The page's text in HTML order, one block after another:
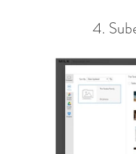
4.